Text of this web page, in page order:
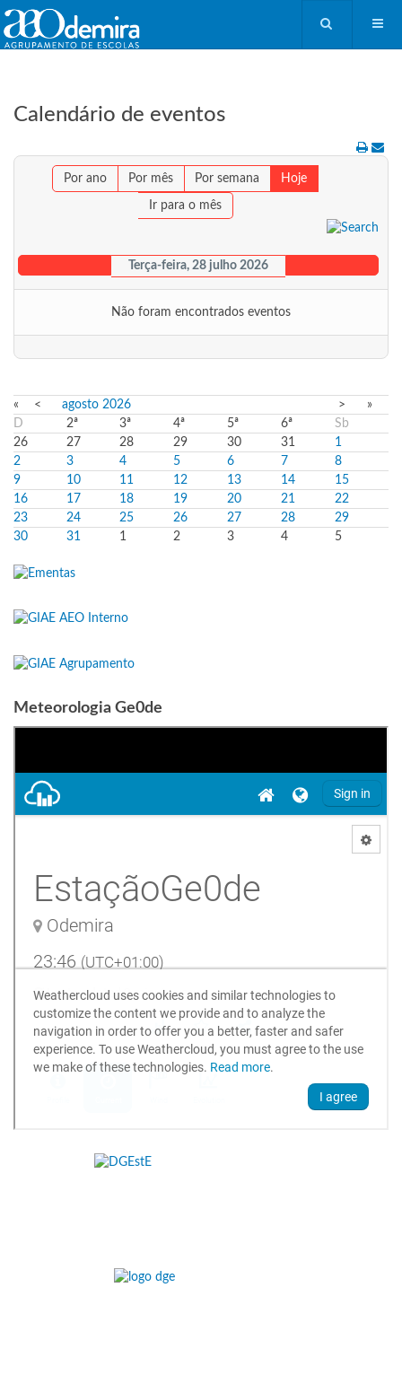
Calendário de eventos
Por ano Por mês Por semana Hoje
Ir para o mês
Terça-feira, 28 julho 2026
Não foram encontrados eventos
« < agosto 2026 >
»
D
2ª 3ª 4ª 5ª 6ª
Sb
26
27 28 29 30 31
1
2
3 4 5 6 7
8
9
10 11 12 13 14
15
16
17 18 19 20 21
22
23
24 25 26 27 28
29
30
31 1 2 3 4 5
Meteorologia Ge0de